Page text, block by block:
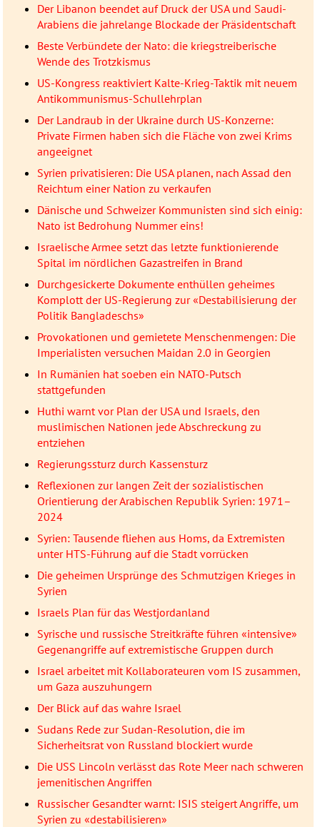
Der Libanon beendet auf Druck der USA und Saudi-
Arabiens die jahrelange Blockade der Präsidentschaft
Beste Verbündete der Nato: die kriegstreiberische
Wende des Trotzkismus
US-Kongress reaktiviert Kalte-Krieg-Taktik mit neuem
Antikommunismus-Schullehrplan
Der Landraub in der Ukraine durch US-Konzerne:
Private Firmen haben sich die Fläche von zwei Krims
angeeignet
Syrien privatisieren: Die USA planen, nach Assad den
Reichtum einer Nation zu verkaufen
Dänische und Schweizer Kommunisten sind sich einig:
Nato ist Bedrohung Nummer eins!
Israelische Armee setzt das letzte funktionierende
Spital im nördlichen Gazastreifen in Brand
Durchgesickerte Dokumente enthüllen geheimes
Komplott der US-Regierung zur «Destabilisierung der
Politik Bangladeschs»
Provokationen und gemietete Menschenmengen: Die
Imperialisten versuchen Maidan 2.0 in Georgien
In Rumänien hat soeben ein NATO-Putsch
stattgefunden
Huthi warnt vor Plan der USA und Israels, den
muslimischen Nationen jede Abschreckung zu
entziehen
Regierungssturz durch Kassensturz
Reflexionen zur langen Zeit der sozialistischen
Orientierung der Arabischen Republik Syrien: 1971–
2024
Syrien: Tausende fliehen aus Homs, da Extremisten
unter HTS-Führung auf die Stadt vorrücken
Die geheimen Ursprünge des Schmutzigen Krieges in
Syrien
Israels Plan für das Westjordanland
Syrische und russische Streitkräfte führen «intensive»
Gegenangriffe auf extremistische Gruppen durch
Israel arbeitet mit Kollaborateuren vom IS zusammen,
um Gaza auszuhungern
Der Blick auf das wahre Israel
Sudans Rede zur Sudan-Resolution, die im
Sicherheitsrat von Russland blockiert wurde
Die USS Lincoln verlässt das Rote Meer nach schweren
jemenitischen Angriffen
Russischer Gesandter warnt: ISIS steigert Angriffe, um
Syrien zu «destabilisieren»